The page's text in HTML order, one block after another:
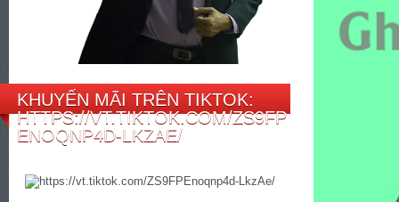
KHUYẾN MÃI TRÊN TIKTOK:
HTTPS://VT.TIKTOK.COM/ZS9FP
ENOQNP4D-LKZAE/